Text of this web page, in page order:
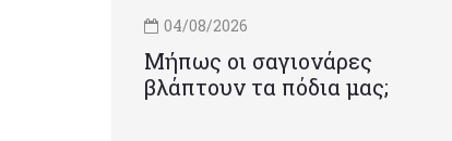
04/08/2026
Μήπως οι σαγιονάρες
βλάπτουν τα πόδια μας;